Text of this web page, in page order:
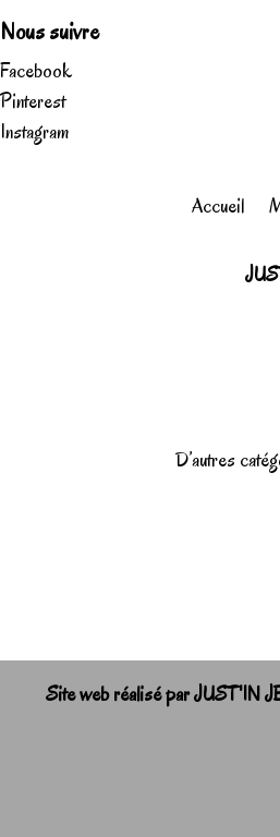
Nous suivre
Facebook
Pinterest
Instagram
Accueil
D’autres
Site web réalisé par JUST'IN